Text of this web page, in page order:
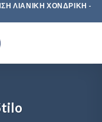
ΛΙΑΝΙΚΗ ΧΟΝΔΡΙΚΗ -